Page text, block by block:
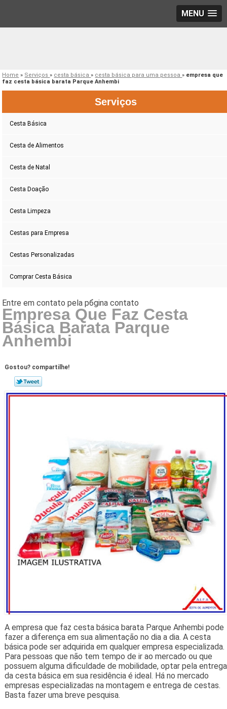
MENU
Home » Serviços» cesta básica» cesta básica para uma pessoa» empresa que
faz cesta básica barata Parque Anhembi
Serviços
Cesta Básica
Cesta de Alimentos
Cesta de Natal
Cesta Doação
Cesta Limpeza
Cestas para Empresa
Cestas Personalizadas
Comprar Cesta Básica
Empresa Que Faz Cesta
Básica Barata Parque
Anhembi
Gostou? compartilhe!
A empresa que faz cesta básica barata Parque Anhembi pode
fazer a diferença em sua alimentação no dia a dia. A cesta
básica pode ser adquirida em qualquer empresa especializada.
Para pessoas que não tem tempo de ir ao mercado ou que
possuem alguma dificuldade de mobilidade, optar pela entrega
da cesta básica em sua residência é ideal. Há no mercado
empresas especializadas na montagem e entrega de cestas.
Basta fazer uma breve pesquisa.